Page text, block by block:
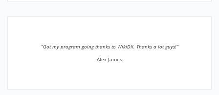
”Got my program going thanks to WikiDll. Thanks a lot guys!”
Alex James